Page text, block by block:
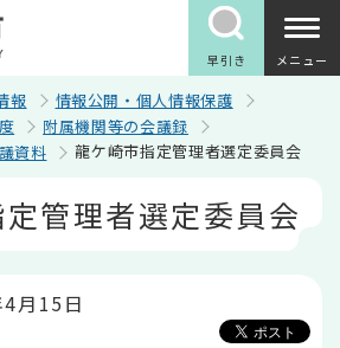
早引き メニュー
報
情報公開・個人情報保護
附属機関等の会議録
資料
龍ケ崎市指定管理者選定委員会
管理者選定委員会
月15日